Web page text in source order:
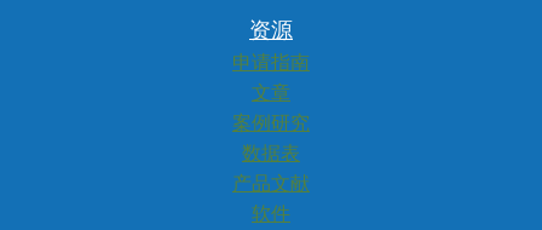
资源
申请指南
文章
案例研究
数据表
产品文献
软件